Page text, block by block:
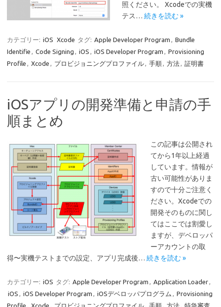
照ください。 Xcodeでの実機
テス… 続きを読む »
カテゴリー: iOS Xcode タグ: Apple Developer Program , Bundle
Identifie , Code Signing , iOS , iOS Developer Program , Provisioning
Profile , Xcode , プロビジョニングプロファイル, 手順, 方法, 証明書
iOSアプリの開発準備と申請の手
順まとめ
この記事は公開され
てから1年以上経過
しています。情報が
古い可能性がありま
すので十分ご注意く
ださい。Xcodeでの
開発そのものに関し
てはここでは割愛し
ますが、デベロッパ
ーアカウントの取
得〜実機テストまでの設定、アプリ完成後… 続きを読む »
カテゴリー: iOS タグ: Apple Developer Program , Application Loader,
iOS , iOS Developer Program , iOSデベロッパプログラム , Provisioning
Profile , Xcode , プロビジョニングプロファイル, 手順, 方法, 特急審査